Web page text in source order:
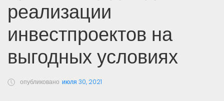
реализации
инвестпроектов на
выгодных условиях
опубликовано июля 30, 2021